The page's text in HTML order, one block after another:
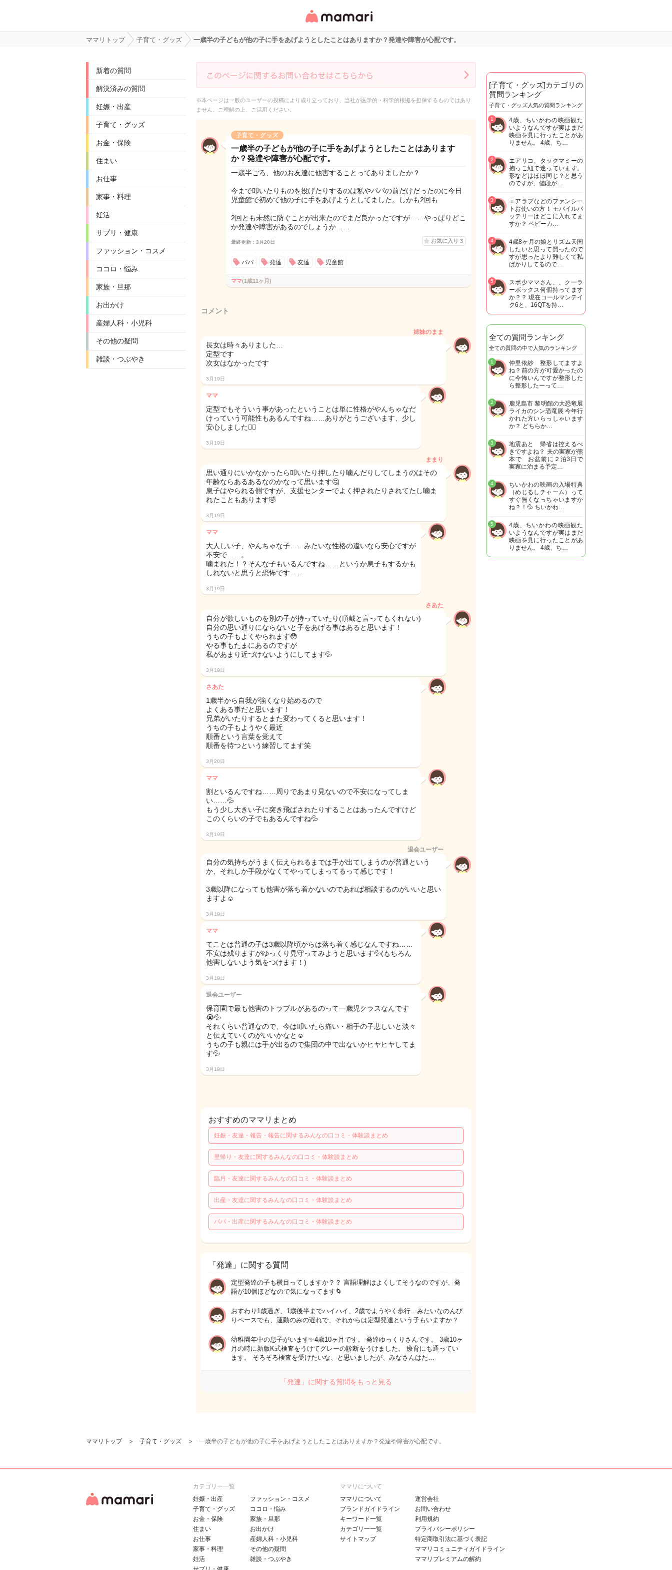
リ・情報サイト
ママリトップ 子育て・グッズ 一歳半の子どもが他の子に手をあげようとしたことはありますか？発達や障害が心配です。
新着の質問
解決済みの質問
妊娠・出産
子育て・グッズ
お金・保険
住まい
お仕事
家事・料理
妊活
サプリ・健康
ファッション・コスメ
ココロ・悩み
家族・旦那
お出かけ
産婦人科・小児科
その他の疑問
雑談・つぶやき
※本ページは一般のユーザーの投稿により成り立っており、当社が医学的・科学的根拠を担保するものではあり
ません。ご理解の上、ご活用ください。
子育て・グッズ
一歳半の子どもが他の子に手をあげようとしたことはあります
か？発達や障害が心配です。
一歳半ごろ、他のお友達に他害することってありましたか？
今まで叩いたりものを投げたりするのは私やパパの前だけだったのに今日
児童館で初めて他の子に手をあげようとしてました。しかも2回も
2回とも未然に防ぐことが出来たのでまだ良かったですが……やっぱりどこ
か発達や障害があるのでしょうか……
最終更新：3月20日 お気に入り 3
パパ 発達 友達 児童館
ママ(1歳11ヶ月)
コメント
姉妹のまま
長女は時々ありました…
定型です
次女はなかったです
3月19日
ママ
定型でもそういう事があったということは単に性格がやんちゃなだ
けっていう可能性もあるんですね……ありがとうございます、少し
安心しました🙇‍♀️
3月19日
ままり
思い通りにいかなかったら叩いたり押したり噛んだりしてしまうのはその
年齢ならあるあるなのかなって思います🤔
息子はやられる側ですが、支援センターでよく押されたりされてたし噛ま
れたこともあります🤣
3月19日
ママ
大人しい子、やんちゃな子……みたいな性格の違いなら安心ですが
不安で……。
噛まれた！？そんな子もいるんですね……というか息子もするかも
しれないと思うと恐怖です……
3月19日
さあた
自分が欲しいものを別の子が持っていたり(頂戴と言ってもくれない)
自分の思い通りにならないと子をあげる事はあると思います！
うちの子もよくやられます😳
やる事もたまにあるのですが
私があまり近づけないようにしてます💦
3月19日
さあた
1歳半から自我が強くなり始めるので
よくある事だと思います！
兄弟がいたりするとまた変わってくると思います！
うちの子もようやく最近
順番という言葉を覚えて
順番を待つという練習してます笑
3月20日
ママ
割といるんですね……周りであまり見ないので不安になってしま
い……💦
もう少し大きい子に突き飛ばされたりすることはあったんですけど
このくらいの子でもあるんですね💦
3月19日
退会ユーザー
自分の気持ちがうまく伝えられるまでは手が出てしまうのが普通という
か、それしか手段がなくてやってしまってるって感じです！
3歳以降になっても他害が落ち着かないのであれば相談するのがいいと思い
ますよ☺️
3月19日
ママ
てことは普通の子は3歳以降頃からは落ち着く感じなんですね……
不安は残りますがゆっくり見守ってみようと思います💦(もちろん
他害しないよう気をつけます！)
3月19日
退会ユーザー
保育園で最も他害のトラブルがあるのって一歳児クラスなんです
😭💦
それくらい普通なので、今は叩いたら痛い・相手の子悲しいと淡々
と伝えていくのがいいかなと☺️
うちの子も親には手が出るので集団の中で出ないかヒヤヒヤしてま
す💦
3月19日
おすすめのママリまとめ
妊娠・友達・報告・報告に関するみんなの口コミ・体験談まとめ
里帰り・友達に関するみんなの口コミ・体験談まとめ
臨月・友達に関するみんなの口コミ・体験談まとめ
出産・友達に関するみんなの口コミ・体験談まとめ
パパ・出産に関するみんなの口コミ・体験談まとめ
「発達」に関する質問
定型発達の子も横目ってしますか？？ 言語理解はよくしてそうなのですが、発
語が10個ほどなので気になってます🌀
おすわり1歳過ぎ、1歳後半までハイハイ、2歳でようやく歩行…みたいなのんび
りペースでも、運動のみの遅れで、それからは定型発達という子もいますか？
幼稚園年中の息子がいます✨4歳10ヶ月です。 発達ゆっくりさんです。 3歳10ヶ
月の時に新版K式検査をうけてグレーの診断をうけました。 療育にも通ってい
ます。 そろそろ検査を受けたいな、と思いましたが、みなさんはた…
「発達」に関する質問をもっと見る
[子育て・グッズ]カテゴリの
質問ランキング
子育て・グッズ人気の質問ランキング
4歳、ちいかわの映画観た
いようなんですが実はまだ
映画を見に行ったことがあ
りません。 4歳、ち…
1
エアリコ、タックマミーの
抱っこ紐で迷っています。
形などはほほ同じ？と思う
のですが、値段が…
2
エアラブなどのファンシー
トお使いの方！ モバイルバ
ッテリーはどこに入れてま
すか？ ベビーカ…
3
4歳8ヶ月の娘とリズム天国
したいと思って買ったので
すが思ったより難しくて私
ばかりしてるので…
4
スポ少ママさん、、クーラ
ーボックス何個持ってます
か？？ 現在コールマンテイ
ク6と、16QTを持…
5
全ての質問ランキング
全ての質問の中で人気のランキング
仲里依紗 整形してますよ
ね？前の方が可愛かったの
に今怖いんですが整形した
ら整形したーって…
1
鹿児島市 黎明館の大恐竜展
ライカのシン恐竜展 今年行
かれた方いらっしゃいます
か？ どちらか…
2
地震あと 帰省は控えるべ
きですよね？ 夫の実家が熊
本で お盆前に２泊3日で
実家に泊まる予定…
3
ちいかわの映画の入場特典
（めじるしチャーム）って
すぐ無くなっちゃいますか
ね？！💦 ちいかわ…
4
4歳、ちいかわの映画観た
いようなんですが実はまだ
映画を見に行ったことがあ
りません。 4歳、ち…
5
ママリトップ 子育て・グッズ 一歳半の子どもが他の子に手をあげようとしたことはありますか？発達や障害が心配です。
カテゴリー一覧
妊娠・出産
子育て・グッズ
お金・保険
住まい
お仕事
家事・料理
妊活
ファッション・コスメ
ココロ・悩み
家族・旦那
お出かけ
産婦人科・小児科
その他の疑問
雑談・つぶやき
ママリについて
ママリについて
ブランドガイドライン
キーワード一覧
カテゴリ一一覧
サイトマップ
運営会社
お問い合わせ
利用規約
プライバシーポリシー
特定商取引法に基づく表記
ママリコミュニティガイドライン
ママリプレミアムの解約